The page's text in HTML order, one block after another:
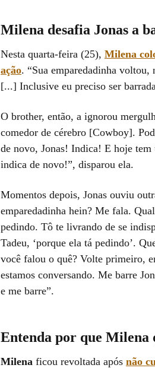
Milena desafia Jonas a
Nesta quarta-feira (25), Milena
ação. “Sua emparedadinha voltou,
[...] Inclusive eu preciso ser
O brother, então, a ignorou
comedor de cérebro [Cowboy].
de novo, Jonas! Indica! E hoje
indica de novo!”, disparou ela.
Momentos depois, Jonas ouviu
emparedadinha hein? Me fala.
pedindo. Tô te livrando de se
Tadeu, ‘porque ela tá pedindo’.
você falou o quê? Volte primeiro,
estamos conversando. Me barre
e me barre”.
Entenda por que
Milena ficou revoltada após não